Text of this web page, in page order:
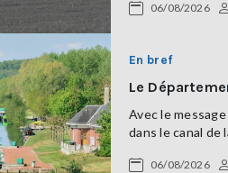
06/08/2026
En bref
Le
Avec le
dans le canal
06/08/2026